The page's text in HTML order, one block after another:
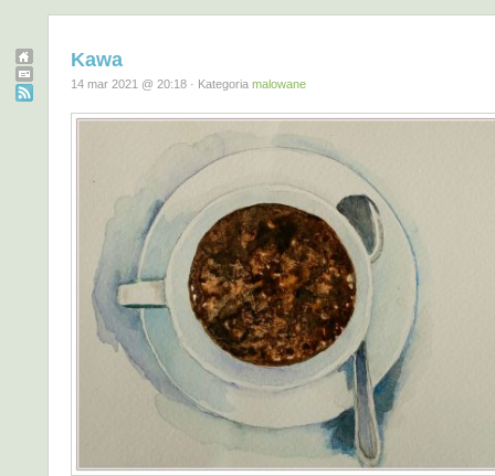
Kawa
14 mar 2021 @ 20:18 · Kategoria malowane